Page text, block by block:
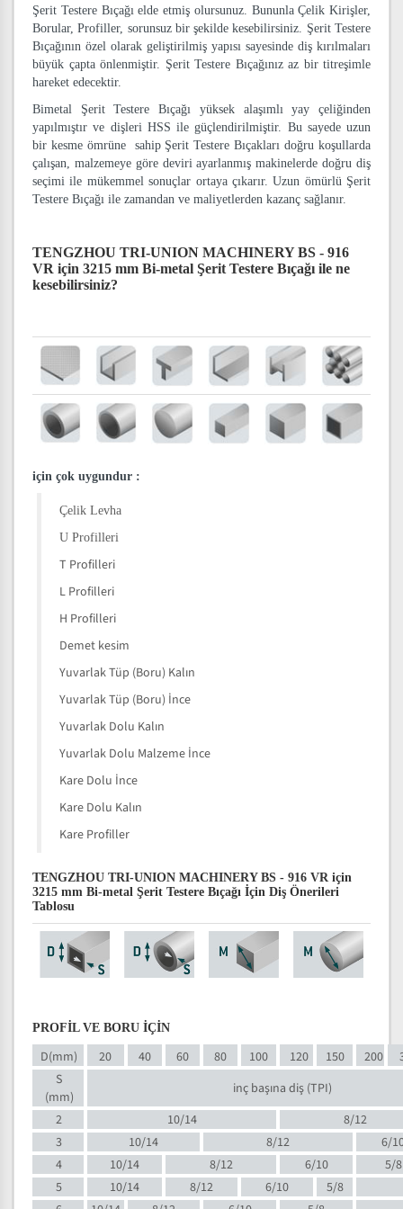
Şerit Testere Bıçağı elde etmiş olursunuz. Bununla Çelik Kirişler,
Borular, Profiller, sorunsuz bir şekilde kesebilirsiniz. Şerit Testere
Bıçağının özel olarak geliştirilmiş yapısı sayesinde diş kırılmaları
büyük çapta önlenmiştir. Şerit Testere Bıçağınız az bir titreşimle
hareket edecektir.
Bimetal Şerit Testere Bıçağı yüksek alaşımlı yay çeliğinden
yapılmıştır ve dişleri HSS ile güçlendirilmiştir. Bu sayede uzun
bir kesme ömrüne sahip Şerit Testere Bıçakları doğru koşullarda
çalışan, malzemeye göre deviri ayarlanmış makinelerde doğru diş
seçimi ile mükemmel sonuçlar ortaya çıkarır. Uzun ömürlü Şerit
Testere Bıçağı ile zamandan ve maliyetlerden kazanç sağlanır.
TENGZHOU TRI-UNION MACHINERY BS - 916
VR için 3215 mm Bi-metal Şerit Testere Bıçağı ile ne
kesebilirsiniz?
için çok uygundur :
Çelik Levha
U Profilleri
T Profilleri
L Profilleri
H Profilleri
Demet kesim
Yuvarlak Tüp (Boru) Kalın
Yuvarlak Tüp (Boru) İnce
Yuvarlak Dolu Kalın
Yuvarlak Dolu Malzeme İnce
Kare Dolu İnce
Kare Dolu Kalın
Kare Profiller
TENGZHOU TRI-UNION MACHINERY BS - 916 VR için
3215 mm Bi-metal Şerit Testere Bıçağı İçin Diş Önerileri
Tablosu
PROFİL VE BORU İÇİN
D(mm) 20 40 60 80 100 120 150 200
S
(mm)
inç başına diş (TPI)
2
10/14
8/12
3
10/14 8/12
6/
4
10/14 8/12 6/10
5/8
5
10/14 8/12 6/10
5/8